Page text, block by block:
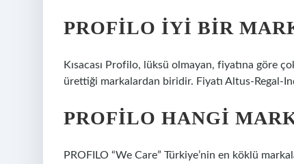
PROFILO IYI BIR
Kısacası Profilo, lüksü olmayan, fiyatına göre
ürettiği markalardan biridir. Fiyatı Altus-Regal-
PROFILO HANGI
PROFILO “We Care” Türkiye’nin en köklü